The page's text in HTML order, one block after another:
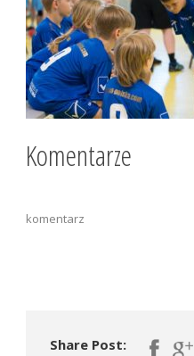
Komentarze
komentarz
Share Post: